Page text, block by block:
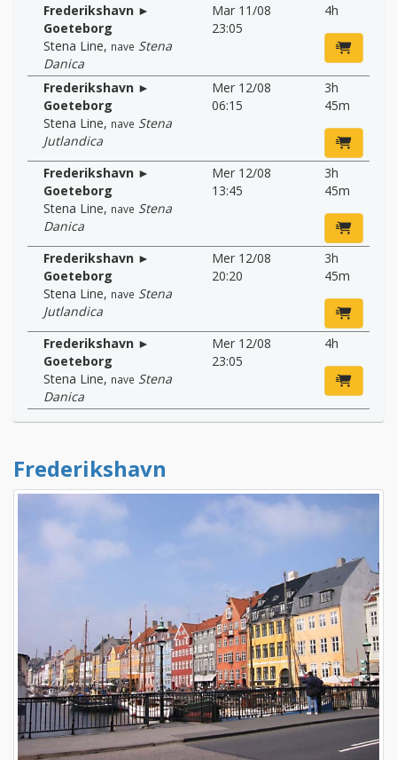
Frederikshavn ►
Goeteborg
Stena Line, nave Stena
Danica
Mar 11/08
23:05
4h
Frederikshavn ►
Goeteborg
Stena Line, nave Stena
Jutlandica
Mer 12/08
06:15
3h
45m
Frederikshavn ►
Goeteborg
Stena Line, nave Stena
Danica
Mer 12/08
13:45
3h
45m
Frederikshavn ►
Goeteborg
Stena Line, nave Stena
Jutlandica
Mer 12/08
20:20
3h
45m
Frederikshavn ►
Goeteborg
Stena Line, nave Stena
Danica
Mer 12/08
23:05
4h
Frederikshavn